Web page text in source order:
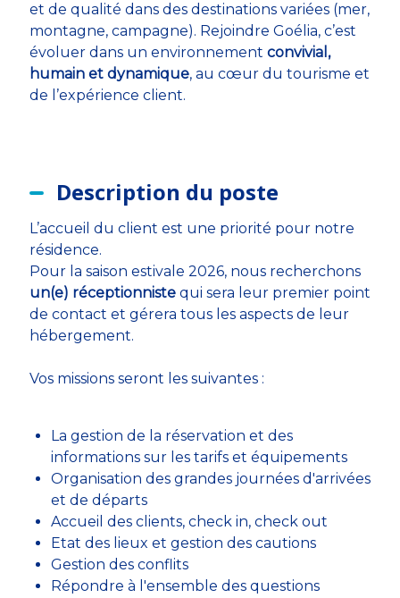
et de qualité dans des destinations variées (mer,
montagne, campagne). Rejoindre Goélia, c’est
évoluer dans un environnement convivial,
humain et dynamique, au cœur du tourisme et
de l’expérience client.
Description du poste
L’accueil du client est une priorité pour notre
résidence.
Pour la saison estivale 2026, nous recherchons
un(e) réceptionniste qui sera leur premier point
de contact et gérera tous les aspects de leur
hébergement.
Vos missions seront les suivantes :
La gestion de la réservation et des
informations sur les tarifs et équipements
Organisation des grandes journées d'arrivées
et de départs
Accueil des clients, check in, check out
Etat des lieux et gestion des cautions
Gestion des conflits
Répondre à l'ensemble des questions